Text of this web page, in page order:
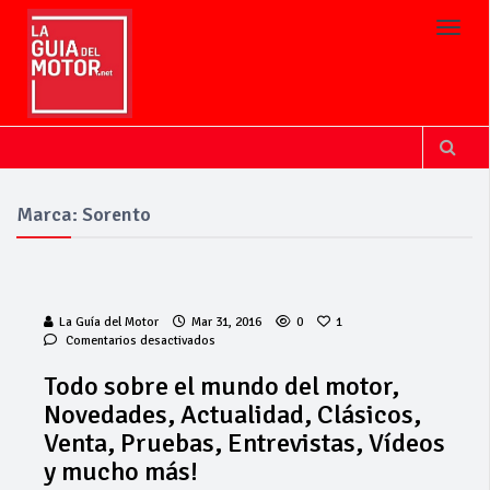
Marca: Sorento
La Guía del Motor Mar 31, 2016 0
1
Comentarios desactivados
el
mundo
del
motor,
Todo sobre el mundo del motor,
Novedades, Actualidad, Clásicos,
Venta, Pruebas, Entrevistas, Vídeos
y mucho más!